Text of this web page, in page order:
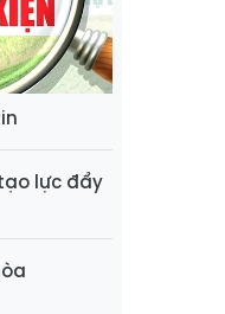
lực đẩy